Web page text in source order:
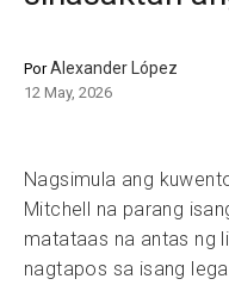
PorAlexander López
12 May, 2026
Nagsimula ang
Mitchell na parang
matataas na antas ng
nagtapos sa isang